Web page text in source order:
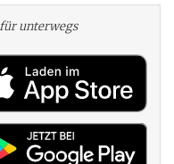
unterwegs